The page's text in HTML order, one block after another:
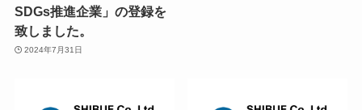
SDGs推進企業」の登録を
致しました。
2024年7月31日